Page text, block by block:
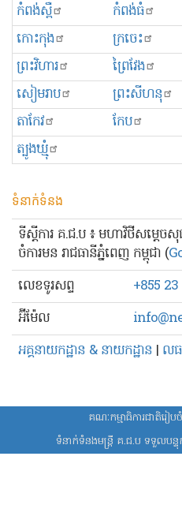
កំពង់ស្ពឺ
កំពង់ធំ
កោះកុង
ក្រចេះ
ព្រះ​វិហារ
ព្រៃវែង
សៀមរាប
ព្រះសីហនុ
តាកែវ
កែប
ត្បូងឃ្មុំ
ទំនាក់ទំនង
ទីស្ដីការ គ.ជ.ប ៖ មហាវិថីសម្ដេច
ចំការមន រាជធានីភ្នំពេញ កម្ពុជា (
លេខ​ទូរសព្ទ
+855
អ៊ីម៉ែល
អគ្គនាយកដ្ឋាន & នាយកដ្ឋាន | ល
គណៈកម្មាធិការជាតិរៀ
ទំនាក់ទំនងមន្ត្រី គ.ជ.ប ទទួលបន្